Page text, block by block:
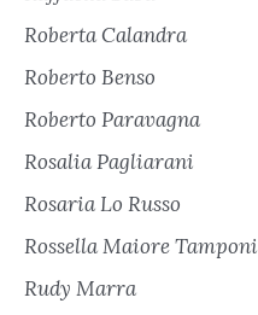
Roberta Calandra
Roberto Benso
Roberto Paravagna
Rosalia Pagliarani
Rosaria Lo Russo
Rossella Maiore Tamponi
Rudy Marra